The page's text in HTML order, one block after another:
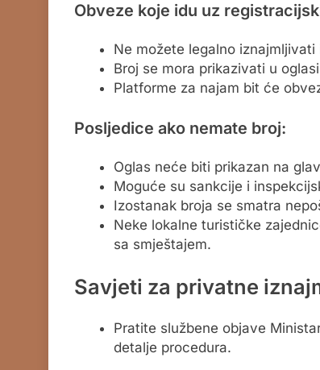
Obveze koje idu uz
Ne možete legalno
Broj se mora prikazivati u
Platforme za najam bit će
Posljedice ako nemate broj:
Oglas neće biti prikazan na
Moguće su sankcije i
Izostanak broja se smatra
Neke lokalne turističke
sa smještajem.
Savjeti za privatne
Pratite službene objave
detalje procedura.